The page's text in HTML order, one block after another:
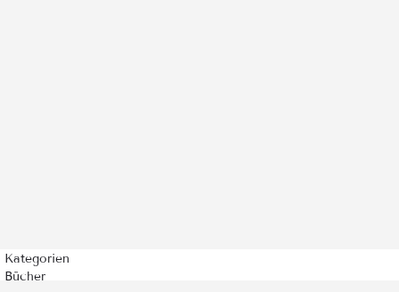
Kategorien
Bücher